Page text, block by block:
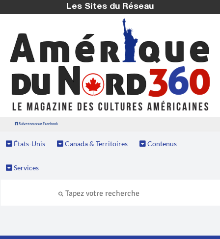
Les Sites du Réseau
Suivez nous sur Facebook
États-Unis Canada & Territoires Contenus
Services